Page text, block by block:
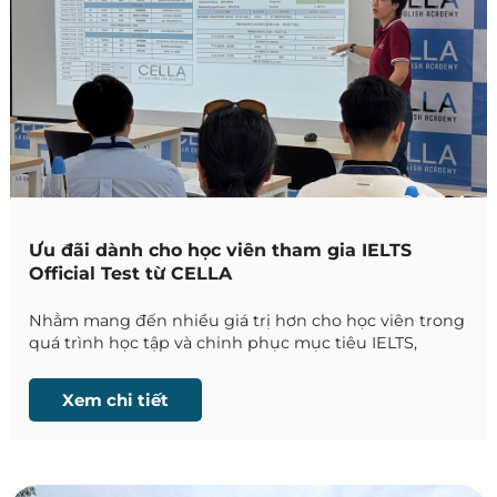
Ưu đãi dành cho học viên tham gia IELTS
Official Test từ CELLA
Nhằm mang đến nhiều giá trị hơn cho học viên trong
quá trình học tập và chinh phục mục tiêu IELTS,
trình ưu đãi phí thi Official IELTS CBT năm học 2026
Xem chi tiết